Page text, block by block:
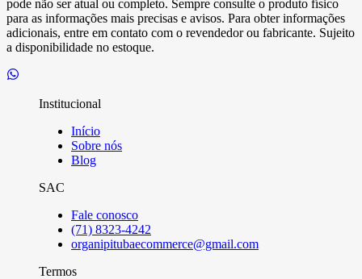
pode não ser atual ou completo. Sempre consulte o produto físico
para as informações mais precisas e avisos. Para obter informações
adicionais, entre em contato com o revendedor ou fabricante. Sujeito
a disponibilidade no estoque.
Institucional
Início
Sobre nós
Blog
SAC
Fale conosco
(71) 8323-4242
organipitubaecommerce@gmail.com
Termos